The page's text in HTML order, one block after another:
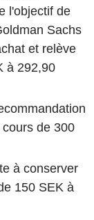
l'objectif de
Sachs
et relève
à 292,90
de 300
à conserver
150 SEK à